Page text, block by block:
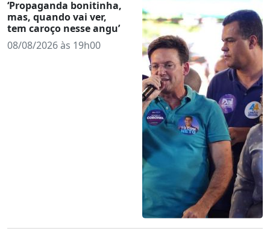
‘Propaganda bonitinha,
mas, quando vai ver,
tem caroço nesse angu’
08/08/2026 às 19h00